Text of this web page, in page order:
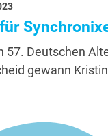
57. Deutschen
gewann